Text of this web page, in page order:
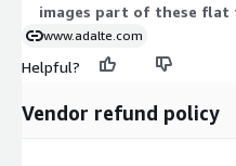
images part of these flat
www.adalte.com
Helpful?
Vendor refund policy